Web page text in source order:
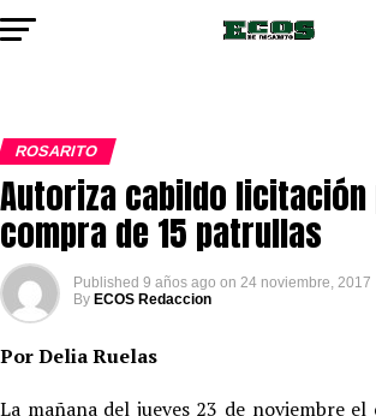
ROSARITO
Autoriza cabildo licitación
compra de 15 patrullas
Published 9 años ago on 24 noviembre, 2017
By ECOS Redaccion
Por Delia Ruelas
La mañana del jueves 23 de noviembre